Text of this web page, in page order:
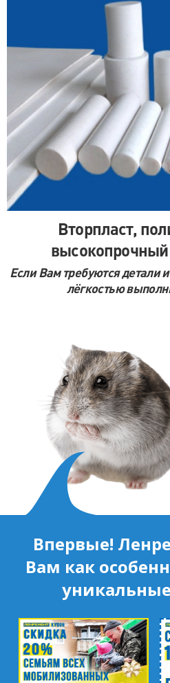
ул. Минеральная, д.13Ц
м. Ладожская
пр. Косыгина, д.28, к.1
м. Парк Победы
пр. Юрия Гагарина, д.15
м. Московская
пр. Московский, 212,
этаж, кабинет 1130,
м. Фрунзенская
ул. Киевская, д.32В
м. Купчино
ул. Ярослава Гашека,
м. Удельная
пр. Энгельса, д.19
Промзона Мягловская,
муниципальный район,
область, ​Круговая
м. Электросила
ул. Решетникова, д.3
Вторпласт,
Если Вам требуются детали
лёгкостью
Впервые!
Вам как